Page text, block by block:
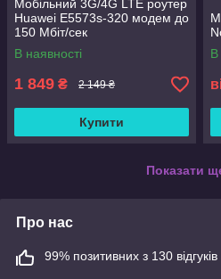
Мобільний 3G/4G LTE роутер
Huawei E5573s-320 модем до
150 Мбіт/сек
В наявності
1 849 ₴ 2 149 ₴
Купити
В
Показати
Про нас
99% позитивних з 130 відгуків